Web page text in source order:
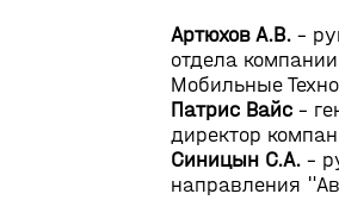
Артюхов А.В. -
отдела
Мобильные
Патрис Вайс -
директор
Синицын С.А. -
направления